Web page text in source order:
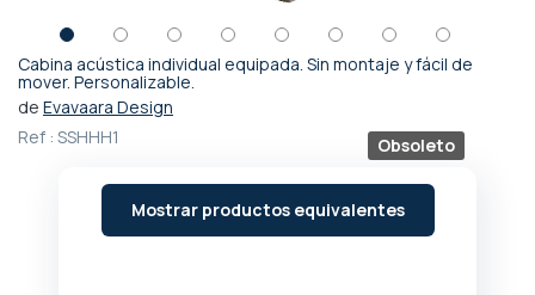
Cabina acústica individual equipada. Sin montaje y fácil de
mover. Personalizable.
de Evavaara Design
Ref : SSHHH1 Obsoleto
Mostrar productos equivalentes
Saltar
al
de